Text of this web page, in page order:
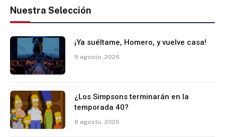
Nuestra Selección
¡Ya suéltame, Homero, y vuelve casa!
9 agosto, 2026
¿Los Simpsons terminarán en la
temporada 40?
8 agosto, 2026